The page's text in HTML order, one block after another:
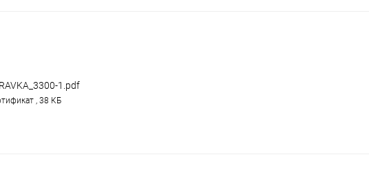
В наличии
1.pdf
, 38 КБ